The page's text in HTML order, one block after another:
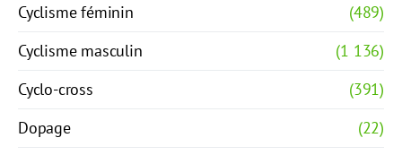
Cyclisme féminin
(489)
Cyclisme masculin
(1 136)
Cyclo-cross
(391)
Dopage
(22)